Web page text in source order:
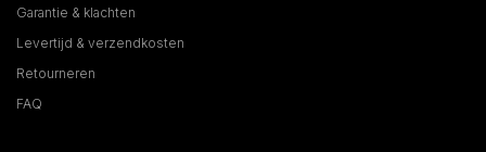
Garantie & klachten
Levertijd & verzendkosten
Retourneren
FAQ